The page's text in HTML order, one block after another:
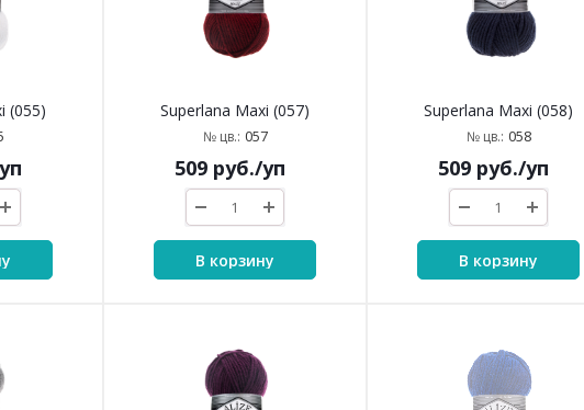
(055) Superlana Maxi (057)
№ цв.: 057
509руб./уп
В корзину
Superlana Maxi (058)
№ цв.: 058
509руб./уп
В корзину